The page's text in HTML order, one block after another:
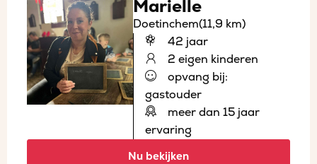
Marielle
Doetinchem(11,9 km)
42 jaar
2 eigen kinderen
opvang bij:
gastouder
meer dan 15 jaar
ervaring
Nu bekijken